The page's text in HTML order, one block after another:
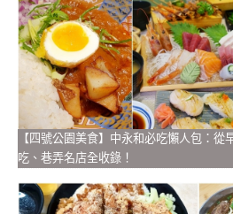
【四號公園美食】中永和必吃懶人包：從
吃、巷弄名店全收錄！